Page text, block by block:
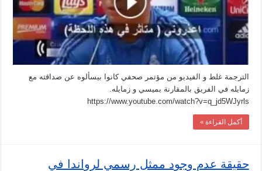
الترجمة غلط و الفيديو من مؤتمر صحفي كانوا بيسألوه عن صداقته مع
زمايله في الفريق بالمقارنة بميسي و زمايله.
https://www.youtube.com/watch?v=q_jd5WJyrls
أكمل القراءة »
حقيقة عدم وجود ممثل رسمي لرواندا في